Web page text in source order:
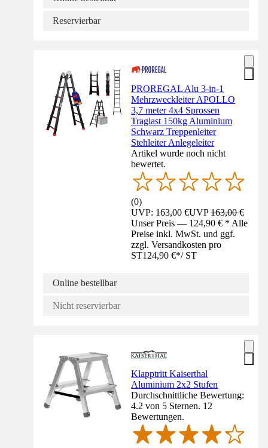
Reservierbar
PROREGAL Alu 3-in-1
Mehrzweckleiter APOLLO
3,7 meter 4x4 Sprossen
Traglast 150kg Aluminium
Schwarz Treppenleiter
Stehleiter Anlegeleiter
Artikel wurde noch nicht
bewertet.
(0)
UVP: 163,00 €UVP163,00 €
Unser Preis — 124,90 € * Alle
Preise inkl. MwSt. und ggf.
zzgl. Versandkosten pro
ST124,90 €*/ ST
Online bestellbar
Nicht reservierbar
Klapptritt Kaiserthal
Aluminium 2x2 Stufen
Durchschnittliche Bewertung:
4.2 von 5 Sternen. 12
Bewertungen.